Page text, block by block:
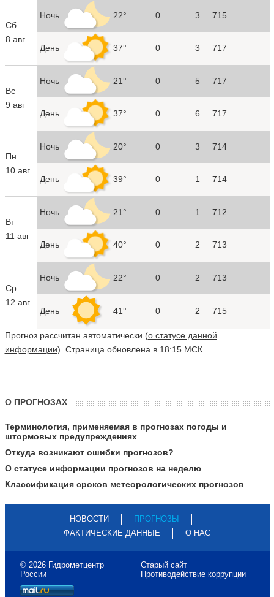
Сб
8 авг
Ночь 22° 0 3 715
День 37° 0 3 717
Вс
9 авг
Ночь 21° 0 5 717
День 37° 0 6 717
Пн
10 авг
Ночь 20° 0 3 714
День 39° 0 1 714
Вт
11 авг
Ночь 21° 0 1 712
День 40° 0 2 713
Ср
12 авг
Ночь 22° 0 2 713
День 41° 0 2 715
Прогноз рассчитан автоматически (о статусе данной
информации). Страница обновлена в 18:15 МСК
О ПРОГНОЗАХ
Терминология, применяемая в прогнозах погоды и
штормовых предупреждениях
Откуда возникают ошибки прогнозов?
О статусе информации прогнозов на неделю
Классификация сроков метеорологических прогнозов
НОВОСТИ
ПРОГНОЗЫ
ФАКТИЧЕСКИЕ ДАННЫЕ
О НАС
© 2026 Гидрометцентр
России
Старый сайт
Противодействие коррупции